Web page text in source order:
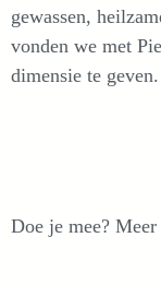
gewassen,
vonden we met
dimensie te
Doe je mee?